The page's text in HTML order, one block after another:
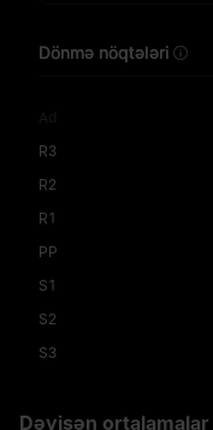
Dönmə nöqtələri
Ad
R3
R2
R1
PP
S1
S2
S3
Dəyişən ortalamalar